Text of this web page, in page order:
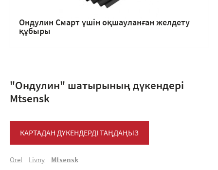
Ондулин Смарт үшін оқшауланған желдету
құбыры
"Ондулин" шатырының дүкендері
Mtsensk
КАРТАДАН ДҮКЕНДЕРДІ ТАҢДАҢЫЗ
Orel Livny Mtsensk